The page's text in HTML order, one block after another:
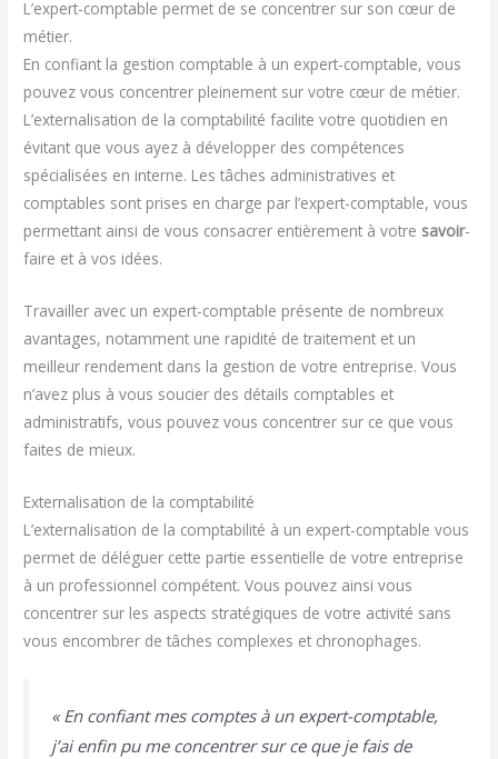
L’expert-comptable permet de se concentrer sur son cœur de
métier.
En confiant la gestion comptable à un expert-comptable, vous
pouvez vous concentrer pleinement sur votre cœur de métier.
L’externalisation de la comptabilité facilite votre quotidien en
évitant que vous ayez à développer des compétences
spécialisées en interne. Les tâches administratives et
comptables sont prises en charge par l’expert-comptable, vous
permettant ainsi de vous consacrer entièrement à votre savoir-
faire et à vos idées.
Travailler avec un expert-comptable présente de nombreux
avantages, notamment une rapidité de traitement et un
meilleur rendement dans la gestion de votre entreprise. Vous
n’avez plus à vous soucier des détails comptables et
administratifs, vous pouvez vous concentrer sur ce que vous
faites de mieux.
Externalisation de la comptabilité
L’externalisation de la comptabilité à un expert-comptable vous
permet de déléguer cette partie essentielle de votre entreprise
à un professionnel compétent. Vous pouvez ainsi vous
concentrer sur les aspects stratégiques de votre activité sans
vous encombrer de tâches complexes et chronophages.
« En confiant mes comptes à un expert-comptable,
j’ai enfin pu me concentrer sur ce que je fais de